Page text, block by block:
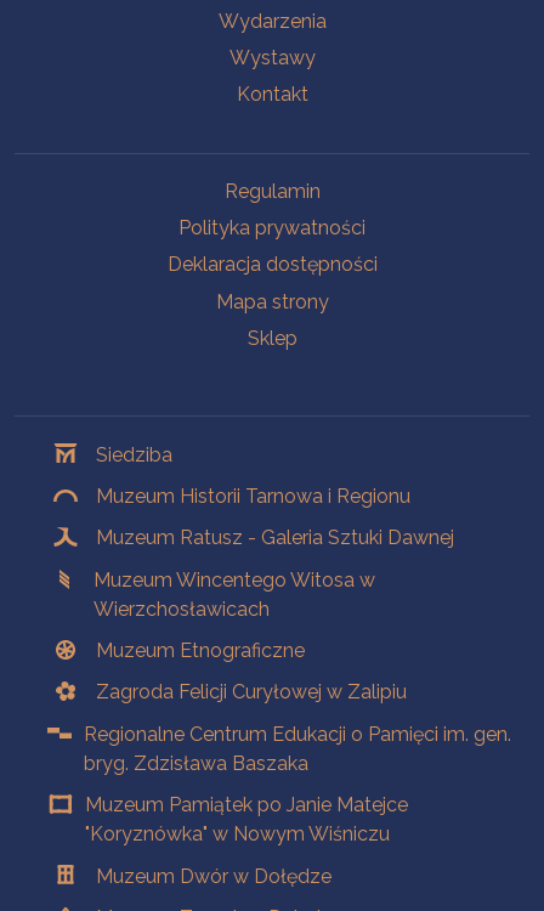
Wydarzenia
Wystawy
Kontakt
Regulamin
Polityka prywatności
Deklaracja dostępności
Mapa strony
Sklep
Siedziba
Muzeum Historii Tarnowa i Regionu
Muzeum Ratusz - Galeria Sztuki Dawnej
Muzeum Wincentego Witosa w
Wierzchosławicach
Muzeum Etnograficzne
Zagroda Felicji Curyłowej w Zalipiu
Regionalne Centrum Edukacji o Pamięci im. gen.
bryg. Zdzisława Baszaka
Muzeum Pamiątek po Janie Matejce
"Koryznówka" w Nowym Wiśniczu
Muzeum Dwór w Dołędze